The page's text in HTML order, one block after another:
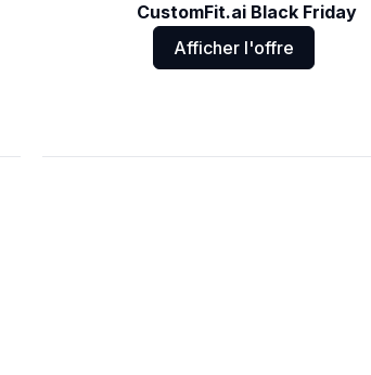
CustomFit.ai Black Friday
Afficher l'offre